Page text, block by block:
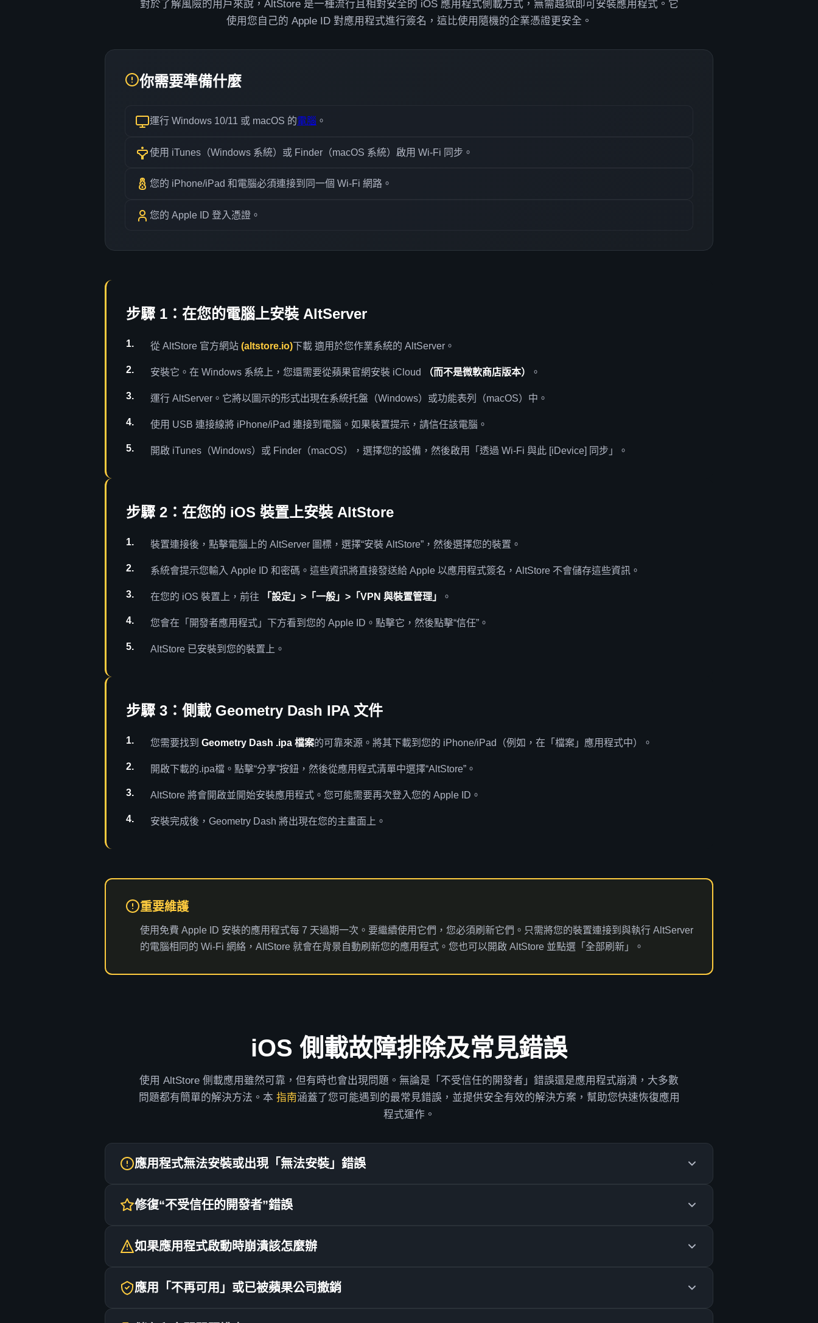
對於了解風險的用戶來說，AltStore 是一種流行且相對安全的 iOS 應用程式側載方式，無需越獄即可安裝應用程式。它
使用您自己的 Apple ID 對應用程式進行簽名，這比使用隨機的企業憑證更安全。
你需要準備什麼
運行 Windows 10/11 或 macOS 的電腦 。
使用 iTunes（Windows 系統）或 Finder（macOS 系統）啟用 Wi-Fi 同步。
您的 iPhone/iPad 和電腦必須連接到同一個 Wi-Fi 網路。
您的 Apple ID 登入憑證。
步驟 1：在您的電腦上安裝 AltServer
從 AltStore 官方網站 (altstore.io)下載 適用於您作業系統的 AltServer。
安裝它。在 Windows 系統上，您還需要從蘋果官網安裝 iCloud （而不是微軟商店版本） 。
運行 AltServer。它將以圖示的形式出現在系統托盤（Windows）或功能表列（macOS）中。
使用 USB 連接線將 iPhone/iPad 連接到電腦。如果裝置提示，請信任該電腦。
開啟 iTunes（Windows）或 Finder（macOS），選擇您的設備，然後啟用「透過 Wi-Fi 與此 [iDevice] 同步」。
步驟 2：在您的 iOS 裝置上安裝 AltStore
裝置連接後，點擊電腦上的 AltServer 圖標，選擇“安裝 AltStore”，然後選擇您的裝置。
系統會提示您輸入 Apple ID 和密碼。這些資訊將直接發送給 Apple 以應用程式簽名，AltStore 不會儲存這些資訊。
在您的 iOS 裝置上，前往 「設定」>「一般」>「VPN 與裝置管理」 。
您會在「開發者應用程式」下方看到您的 Apple ID。點擊它，然後點擊“信任”。
AltStore 已安裝到您的裝置上。
步驟 3：側載 Geometry Dash IPA 文件
您需要找到 Geometry Dash .ipa 檔案的可靠來源。將其下載到您的 iPhone/iPad（例如，在「檔案」應用程式中）。
開啟下載的.ipa檔。點擊“分享”按鈕，然後從應用程式清單中選擇“AltStore”。
AltStore 將會開啟並開始安裝應用程式。您可能需要再次登入您的 Apple ID。
安裝完成後，Geometry Dash 將出現在您的主畫面上。
重要維護
使用免費 Apple ID 安裝的應用程式每 7 天過期一次。要繼續使用它們，您必須刷新它們。只需將您的裝置連接到與執行 AltServer
的電腦相同的 Wi-Fi 網絡，AltStore 就會在背景自動刷新您的應用程式。您也可以開啟 AltStore 並點選「全部刷新」。
iOS 側載故障排除及常見錯誤
使用 AltStore 側載應用雖然可靠，但有時也會出現問題。無論是「不受信任的開發者」錯誤還是應用程式崩潰，大多數
問題都有簡單的解決方法。本 指南涵蓋了您可能遇到的最常見錯誤，並提供安全有效的解決方案，幫助您快速恢復應用
程式運作。
應用程式無法安裝或出現「無法安裝」錯誤
您下載的 .ipa 檔案可能不完整或已損壞。請嘗試刪除該文件，然後從可靠來源下載新的副本。
若要讓安裝成功，您的電腦（執行 AltServer）和您的 iOS 裝置必須連接到同一個 Wi-Fi 網路。
修復“不受信任的開發者”錯誤
導覽至 「常規」>「VPN 和裝置管理」
在「開發者應用程式」部分，您會看到您的 Apple ID。點擊它。
如果應用程式啟動時崩潰該怎麼辦
使用免費 Apple ID 簽名的應用程式每 7 天過期。將您的裝置連接到與執行 AltServer 的電腦相同的 Wi-Fi 網絡，開啟 AltStore，然後點擊「全
應用「不再可用」或已被蘋果公司撤銷